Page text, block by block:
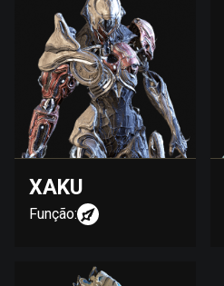
XAKU
Função: